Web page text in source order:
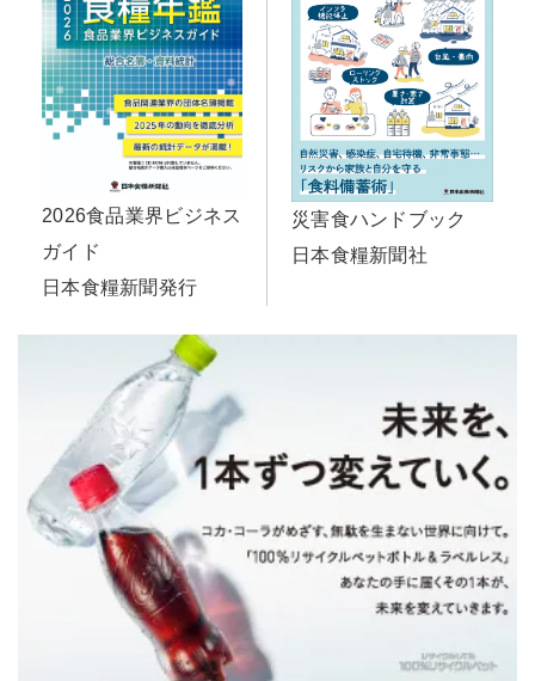
2026食品業界ビジネス
ガイド
日本食糧新聞発行
災害食ハンドブック
日本食糧新聞社